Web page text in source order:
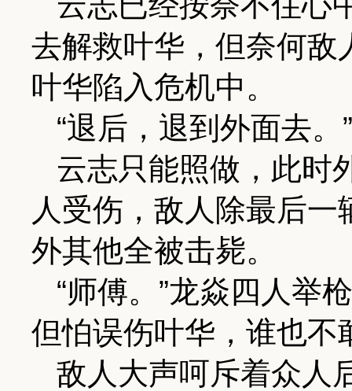
去解救叶华，但奈何敌
叶华陷入危机中。
“退后，退到外面去
云志只能照做，此时
人受伤，敌人除最后
外其他全被击毙。
“师傅。”龙焱四人举
但怕误伤叶华，谁也不
敌人大声呵斥着众人